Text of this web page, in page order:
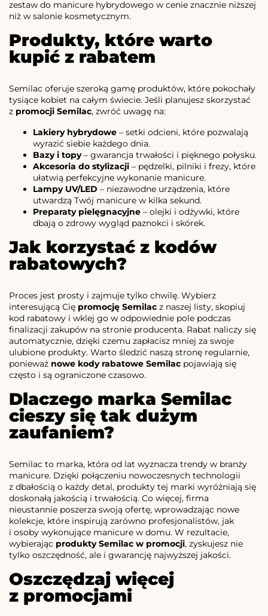
zestaw do manicure hybrydowego w cenie znacznie niższej
niż w salonie kosmetycznym.
Produkty, które warto
kupić z rabatem
Semilac oferuje szeroką gamę produktów, które pokochały
tysiące kobiet na całym świecie. Jeśli planujesz skorzystać
z promocji Semilac, zwróć uwagę na:
Lakiery hybrydowe – setki odcieni, które pozwalają
wyrazić siebie każdego dnia.
Bazy i topy– gwarancja trwałości i pięknego połysku.
Akcesoria do stylizacji – pędzelki, pilniki i frezy, które
ułatwią perfekcyjne wykonanie manicure.
Lampy UV/LED – niezawodne urządzenia, które
utwardzą Twój manicure w kilka sekund.
Preparaty pielęgnacyjne – olejki i odżywki, które
dbają o zdrowy wygląd paznokci i skórek.
Jak korzystać z kodów
rabatowych?
Proces jest prosty i zajmuje tylko chwilę. Wybierz
interesującą Cię promocję Semilac z naszej listy, skopiuj
kod rabatowy i wklej go w odpowiednie pole podczas
finalizacji zakupów na stronie producenta. Rabat naliczy się
automatycznie, dzięki czemu zapłacisz mniej za swoje
ulubione produkty. Warto śledzić naszą stronę regularnie,
ponieważ nowe kody rabatowe Semilac pojawiają się
często i są ograniczone czasowo.
Dlaczego marka Semilac
cieszy się tak dużym
zaufaniem?
Semilac to marka, która od lat wyznacza trendy w branży
manicure. Dzięki połączeniu nowoczesnych technologii
z dbałością o każdy detal, produkty tej marki wyróżniają się
doskonałą jakością i trwałością. Co więcej, firma
nieustannie poszerza swoją ofertę, wprowadzając nowe
kolekcje, które inspirują zarówno profesjonalistów, jak
i osoby wykonujące manicure w domu. W rezultacie,
wybierając produkty Semilac w promocji, zyskujesz nie
tylko oszczędność, ale i gwarancję najwyższej jakości.
Oszczędzaj więcej
z promocjami